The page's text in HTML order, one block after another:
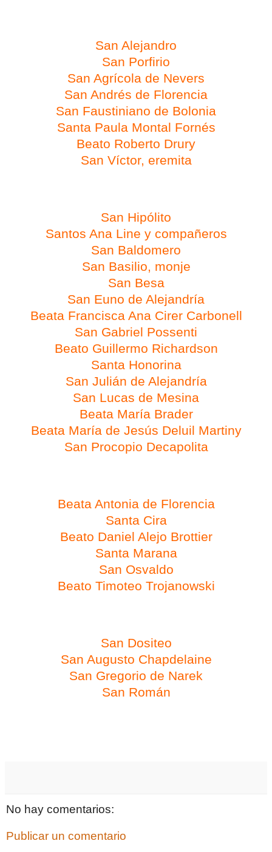
San Alejandro
San Porfirio
San Agrícola de Nevers
San Andrés de Florencia
San Faustiniano de Bolonia
Santa Paula Montal Fornés
Beato Roberto Drury
San Víctor, eremita
San Hipólito
Santos Ana Line y compañeros
San Baldomero
San Basilio, monje
San Besa
San Euno de Alejandría
Beata Francisca Ana Cirer Carbonell
San Gabriel Possenti
Beato Guillermo Richardson
Santa Honorina
San Julián de Alejandría
San Lucas de Mesina
Beata María Brader
Beata María de Jesús Deluil Martiny
San Procopio Decapolita
Beata Antonia de Florencia
Santa Cira
Beato Daniel Alejo Brottier
Santa Marana
San Osvaldo
Beato Timoteo Trojanowski
San Dositeo
San Augusto Chapdelaine
San Gregorio de Narek
San Román
No hay comentarios:
Publicar un comentario